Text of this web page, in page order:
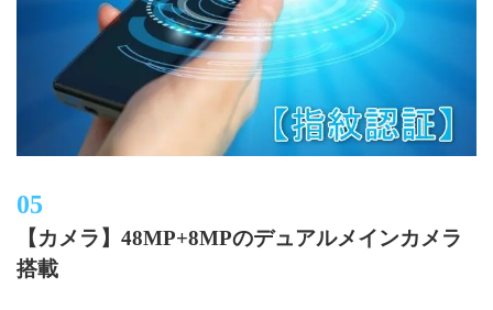
【カメラ】48MP+8MPのデュアルメインカメラ
搭載